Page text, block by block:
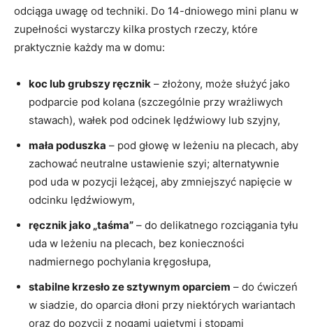
odciąga uwagę od techniki. Do 14-dniowego mini planu w
zupełności wystarczy kilka prostych rzeczy, które
praktycznie każdy ma w domu:
koc lub grubszy ręcznik – złożony, może służyć jako
podparcie pod kolana (szczególnie przy wrażliwych
stawach), wałek pod odcinek lędźwiowy lub szyjny,
mała poduszka – pod głowę w leżeniu na plecach, aby
zachować neutralne ustawienie szyi; alternatywnie
pod uda w pozycji leżącej, aby zmniejszyć napięcie w
odcinku lędźwiowym,
ręcznik jako „taśma” – do delikatnego rozciągania tyłu
uda w leżeniu na plecach, bez konieczności
nadmiernego pochylania kręgosłupa,
stabilne krzesło ze sztywnym oparciem – do ćwiczeń
w siadzie, do oparcia dłoni przy niektórych wariantach
oraz do pozycji z nogami ugiętymi i stopami